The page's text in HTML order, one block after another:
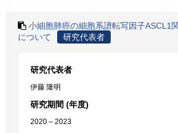
小細胞肺癌の細胞系譜転写因子ASCL1
について
研究代表者
研究代表者
伊藤 隆明
研究期間 (年度)
2020 – 2023